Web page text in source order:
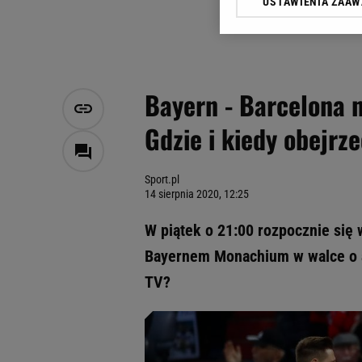
Bayern - Barcelona
Gdzie i kiedy
Sport.pl
14 sierpnia 2020, 12:25
W piątek o 21:00 rozpocznie
Bayernem Monachium w walce
TV?
Klikając „Akceptuję”
Zaufanych Partnerów i
My, nasi Zaufani
Użycie dokładnych
Przechowywanie